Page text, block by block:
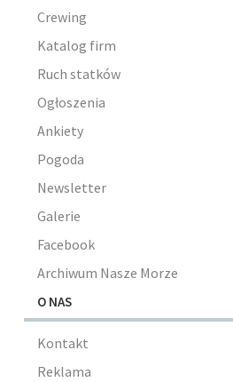
Crewing
Katalog firm
Ruch statków
Ogłoszenia
Ankiety
Pogoda
Newsletter
Galerie
Facebook
Archiwum Nasze Morze
O NAS
Kontakt
Reklama